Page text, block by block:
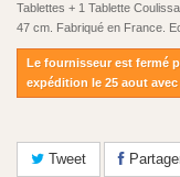
Tablettes + 1 Tablette
47 cm. Fabriqué en France.
Le fournisseur est fermé
expédition le 25 aout
Tweet